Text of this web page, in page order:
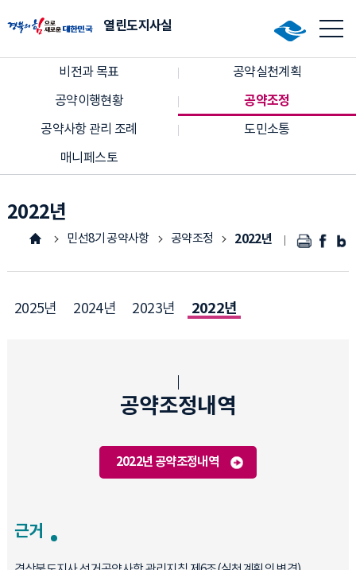
열린도지사실
비전과 목표
공약실천계획
공약이행현황
공약조정
공약사항 관리 조례
도민소통
매니페스토
2022년
민선8기 공약사항 공약조정 2022년
2025년 2024년 2023년 2022년
공약조정내역
2022년 공약조정내역
근거